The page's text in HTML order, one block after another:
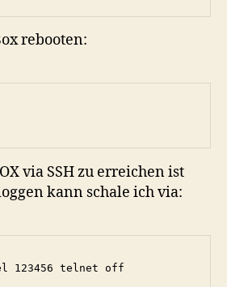
rebooten:
via SSH zu erreichen ist
kann schale ich via:
123456 telnet off